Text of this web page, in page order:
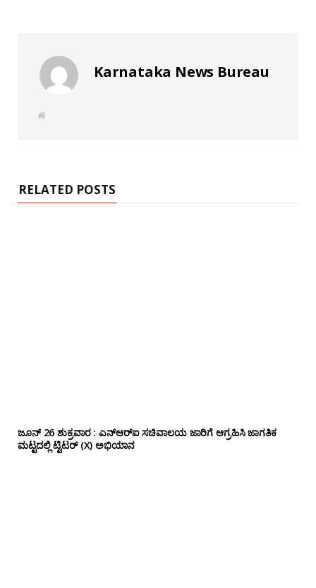
Karnataka News Bureau
W
RELATED POSTS
ಜೂನ್ 26 ಶುಕ್ರವಾರ : ಎನ್‌ಆರ್‌ಐ ಸಚಿವಾಲಯ ಜಾರಿಗೆ ಆಗ್ರಹಿಸಿ ಜಾಗತಿಕ
ಮಟ್ಟದಲ್ಲಿ ಟ್ವಿಟರ್ (X) ಅಭಿಯಾನ